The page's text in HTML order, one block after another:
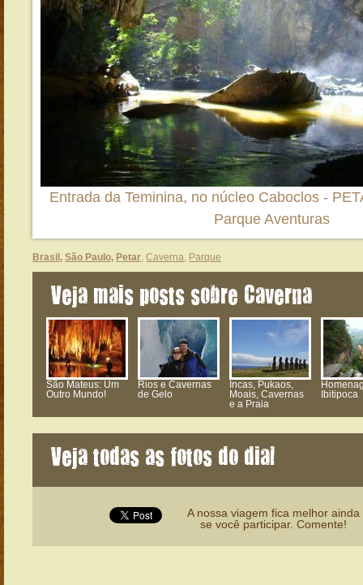
Entrada da Teminina, no núcleo Caboclos -
Parque Aventuras
Brasil , São Paulo, Petar, Caverna, Parque
Veja mais posts sobre Caverna
São Mateus: Um
Outro Mundo!
Rios e Cavernas
de Gelo
Incas, Pukaos,
Moais, Cavernas
e a Praia
Ibitipoca
Veja todas as fotos do dia!
A nossa viagem fica melhor ainda
se você participar. Comente!